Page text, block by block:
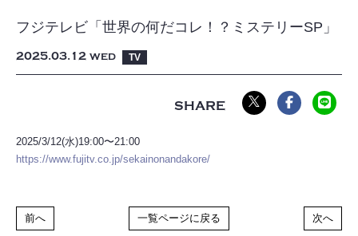
フジテレビ「世界の何だコレ！？ミステリーSP」
2025 03 12 WED TV
2025/3/12(水)19:00〜21:00
https://www.fujitv.co.jp/sekainonandakore/
前へ 一覧ページに戻る 次へ